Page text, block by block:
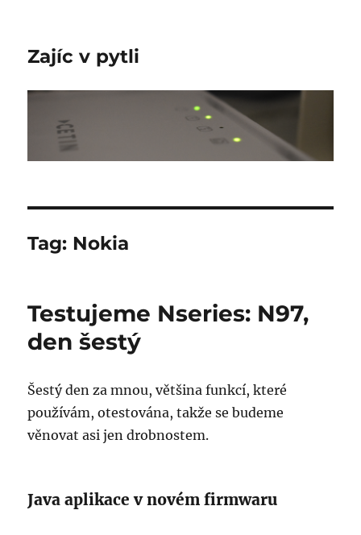
Zajíc v pytli
Tag: Nokia
Testujeme Nseries: N97,
den šestý
Šestý den za mnou, většina funkcí, které
používám, otestována, takže se budeme
věnovat asi jen drobnostem.
Java aplikace v novém firmwaru